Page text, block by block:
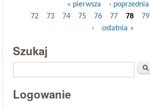
Strony
« pierwsza ‹ poprzednia
72
73 74 75 76 77 78 79
›
ostatnia »
Szukaj
Logowanie